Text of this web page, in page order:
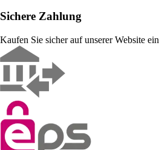
Sichere Zahlung
Kaufen Sie sicher auf unserer Website ein